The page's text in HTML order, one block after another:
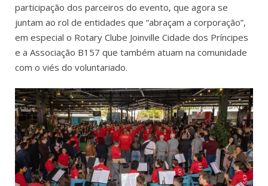
participação dos parceiros do evento, que agora se
juntam ao rol de entidades que “abraçam a corporação”,
em especial o Rotary Clube Joinville Cidade dos Príncipes
e a Associação B157 que também atuam na comunidade
com o viés do voluntariado.